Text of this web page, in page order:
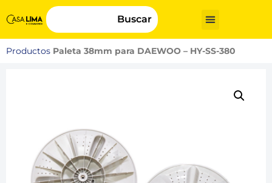
Buscar
Productos Paleta 38mm para DAEWOO – HY-SS-380